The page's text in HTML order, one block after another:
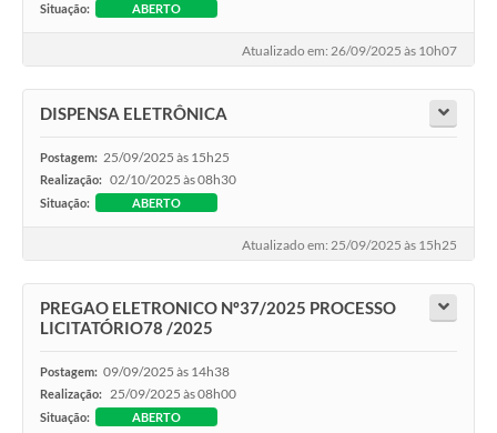
Situação: ABERTO
Atualizado em: 26/09/2025 às 10h07
DISPENSA ELETRÔNICA
Postagem: 25/09/2025 às 15h25
Realização: 02/10/2025 às 08h30
Situação: ABERTO
Atualizado em: 25/09/2025 às 15h25
PREGAO ELETRONICO Nº37/2025 PROCESSO
LICITATÓRIO78 /2025
Postagem: 09/09/2025 às 14h38
Realização: 25/09/2025 às 08h00
Situação: ABERTO